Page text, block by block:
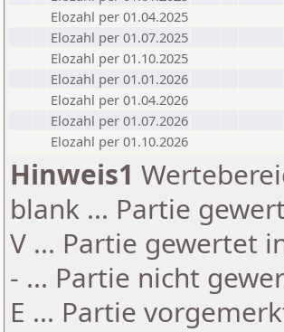
Elozahl per 01.04.2025
Elozahl per 01.07.2025
Elozahl per 01.10.2025
Elozahl per 01.01.2026
Elozahl per 01.04.2026
Elozahl per 01.07.2026
Elozahl per 01.10.2026
Hinweis1
blank ... Partie
V ... Partie gewertet
- ... Partie nicht
E ... Partie